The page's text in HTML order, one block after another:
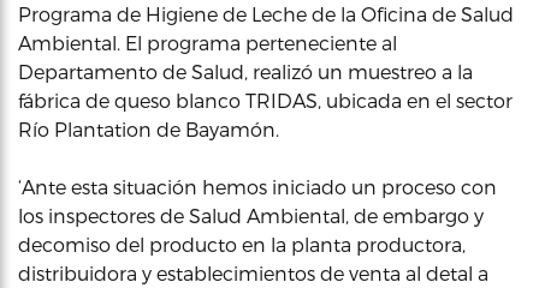
Programa de Higiene de Leche de la Oficina de Salud
Ambiental. El programa perteneciente al
Departamento de Salud, realizó un muestreo a la
fábrica de queso blanco TRIDAS, ubicada en el sector
Río Plantation de Bayamón.
‘Ante esta situación hemos iniciado un proceso con
los inspectores de Salud Ambiental, de embargo y
decomiso del producto en la planta productora,
distribuidora y establecimientos de venta al detal a